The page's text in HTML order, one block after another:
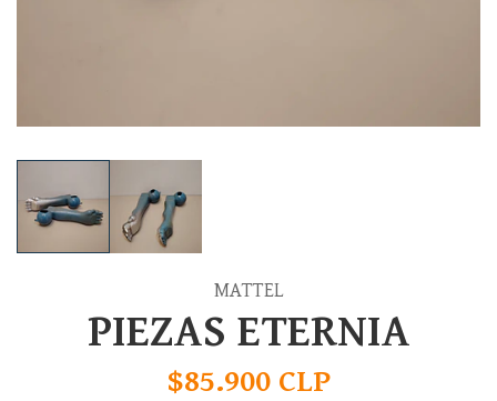
MATTEL
PIEZAS ETERNIA
$85.900 CLP